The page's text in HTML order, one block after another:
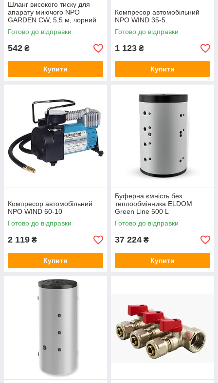
Шланг високого тиску для
апарату миючого NPO
GARDEN CW, 5,5 м, чорний
Готово до відправки
542 ₴
Купити
Компресор автомобільний
NPO WIND 35-5
Готово до відправки
1 123 ₴
Купити
Компресор автомобільний
NPO WIND 60-10
Готово до відправки
2 119 ₴
Купити
Буферна ємність без
теплообмінника ELDOM
Green Line 500 L
Готово до відправки
37 224 ₴
Купити